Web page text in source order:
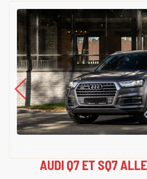
AUDI Q7 ET SQ7